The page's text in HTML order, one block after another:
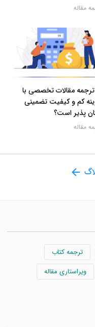
مقاله
ترجمه مقالات تخصصی با
کم و کیفیت تضمینی
پذیر است؟
مقاله
ترجمه کتاب
ویراستاری مقاله